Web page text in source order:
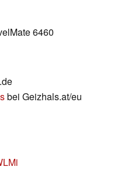
6460
bei Geizhals.at/eu